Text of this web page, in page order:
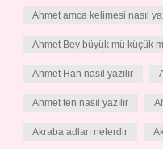
Ahmet amca kelimesi nasıl
Ahmet Bey büyük mü küçük
Ahmet Han nasıl yazılır
Ahmet ten nasıl yazılır
Akraba adları nelerdir